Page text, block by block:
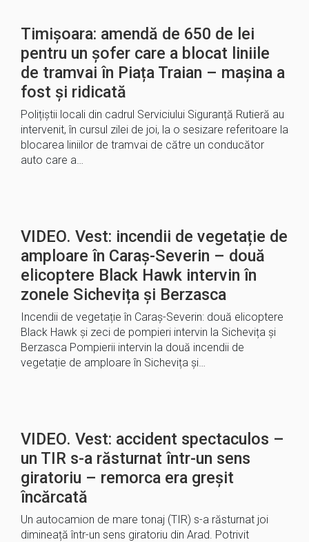
Timișoara: amendă de 650 de lei
pentru un șofer care a blocat liniile
de tramvai în Piața Traian – mașina a
fost și ridicată
Polițiștii locali din cadrul Serviciului Siguranță Rutieră au
intervenit, în cursul zilei de joi, la o sesizare referitoare la
blocarea liniilor de tramvai de către un conducător
auto care a…
VIDEO. Vest: incendii de vegetație de
amploare în Caraș-Severin – două
elicoptere Black Hawk intervin în
zonele Sichevița și Berzasca
Incendii de vegetație în Caraș-Severin: două elicoptere
Black Hawk și zeci de pompieri intervin la Sichevița și
Berzasca Pompierii intervin la două incendii de
vegetație de amploare în Sichevița și…
VIDEO. Vest: accident spectaculos –
un TIR s-a răsturnat într-un sens
giratoriu – remorca era greșit
încărcată
Un autocamion de mare tonaj (TIR) s-a răsturnat joi
dimineață într-un sens giratoriu din Arad. Potrivit